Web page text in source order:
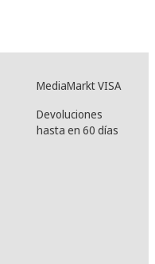
MediaMarkt VISA
Devoluciones
hasta en 60 días